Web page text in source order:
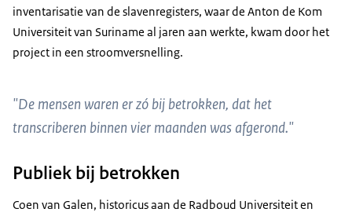
inventarisatie van de slavenregisters, waar de Anton de Kom
Universiteit van Suriname al jaren aan werkte, kwam door het
project in een stroomversnelling.
"De mensen waren er zó bij betrokken, dat het
transcriberen binnen vier maanden was afgerond."
Publiek bij betrokken
Coen van Galen, historicus aan de Radboud Universiteit en